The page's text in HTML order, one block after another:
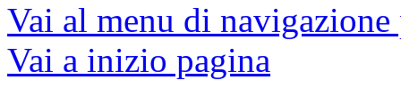
Vai al menu di
Vai a inizio pagina